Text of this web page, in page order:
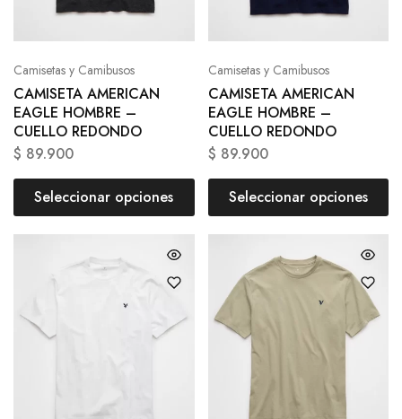
Camisetas y Camibusos
CAMISETA AMERICAN
EAGLE HOMBRE –
CUELLO REDONDO
$ 89.900
Seleccionar opciones
Camisetas y Camibusos
CAMISETA AMERICAN
EAGLE HOMBRE –
CUELLO REDONDO
$ 89.900
Seleccionar opciones